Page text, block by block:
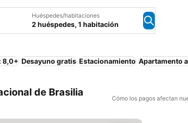
Huéspedes/habitaciones
2 huéspedes, 1 habitación
Juscelino Kubitschek
8,0+ Desayuno gratis Estacionamiento Apartamento
de Brasilia
Cómo los pagos afectan